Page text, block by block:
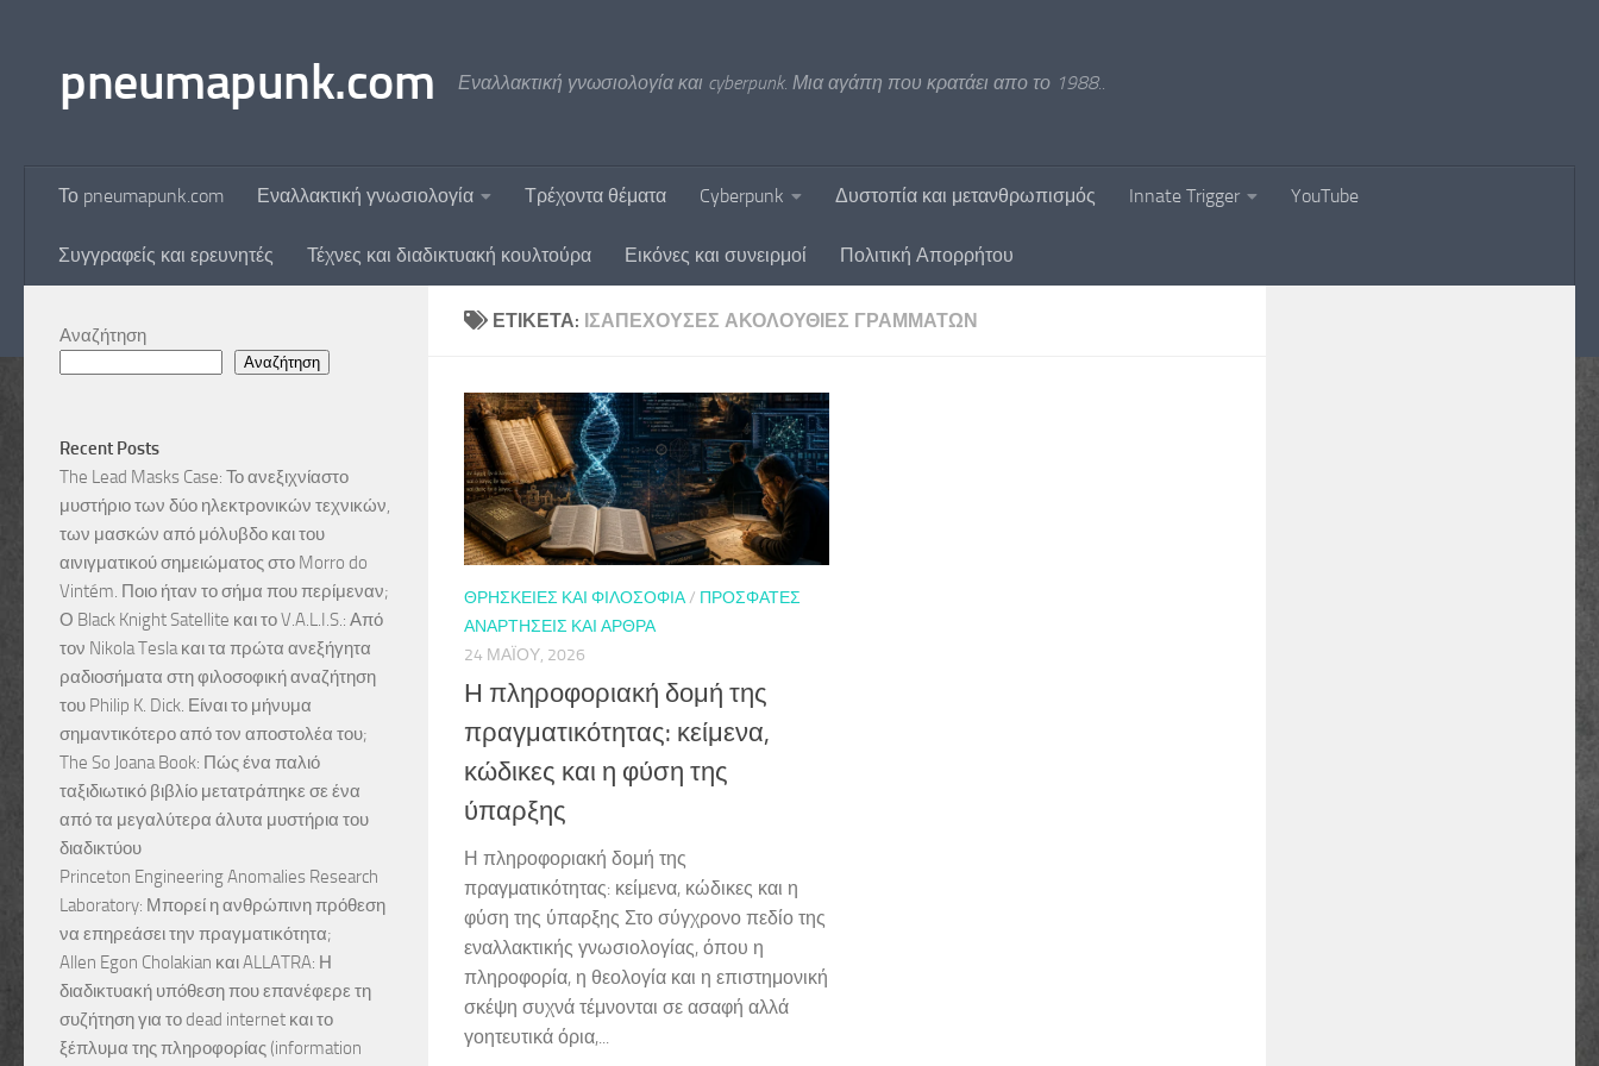
pneumapunk.com Εναλλακτική γνωσιολογία και cyberpunk. Μια αγάπη που κρατάει απο το 1988..
Το pneumapunk.com Εναλλακτική γνωσιολογία Τρέχοντα θέματα Cyberpunk Δυστοπία και μετανθρωπισμός Innate Trigger YouTube
Συγγραφείς και ερευνητές Τέχνες και διαδικτυακή κουλτούρα Εικόνες και συνειρμοί Πολιτική Απορρήτου
ΕΤΙΚΈΤΑ: ΙΣΑΠΈΧΟΥΣΕΣ ΑΚΟΛΟΥΘΊΕΣ ΓΡΑΜΜΆΤΩΝ
ΘΡΗΣΚΕΊΕΣ ΚΑΙ ΦΙΛΟΣΟΦΊΑ/ ΠΡΌΣΦΑΤΕΣ
ΑΝΑΡΤΉΣΕΙΣ ΚΑΙ ΆΡΘΡΑ
24 ΜΑΪ́ΟΥ, 2026
Η πληροφοριακή δομή της
πραγματικότητας: κείμενα,
κώδικες και η φύση της
ύπαρξης
Η πληροφοριακή δομή της
πραγματικότητας: κείμενα, κώδικες και η
φύση της ύπαρξης Στο σύγχρονο πεδίο της
εναλλακτικής γνωσιολογίας, όπου η
πληροφορία, η θεολογία και η επιστημονική
σκέψη συχνά τέμνονται σε ασαφή αλλά
γοητευτικά όρια,...
Αναζήτηση
Αναζήτηση
Recent Posts
The Lead Masks Case: Το ανεξιχνίαστο
μυστήριο των δύο ηλεκτρονικών τεχνικών,
των μασκών από μόλυβδο και του
αινιγματικού σημειώματος στο Morro do
Vintém. Ποιο ήταν το σήμα που περίμεναν;
Ο Black Knight Satellite και το V.A.L.I.S.: Από
τον Nikola Tesla και τα πρώτα ανεξήγητα
ραδιοσήματα στη φιλοσοφική αναζήτηση
του Philip K. Dick. Είναι το μήνυμα
σημαντικότερο από τον αποστολέα του;
The So Joana Book: Πώς ένα παλιό
ταξιδιωτικό βιβλίο μετατράπηκε σε ένα
από τα μεγαλύτερα άλυτα μυστήρια του
διαδικτύου
Princeton Engineering Anomalies Research
Laboratory: Μπορεί η ανθρώπινη πρόθεση
να επηρεάσει την πραγματικότητα;
Allen Egon Cholakian και ALLATRA: Η
διαδικτυακή υπόθεση που επανέφερε τη
συζήτηση για το dead internet και το
ξέπλυμα της πληροφορίας (information